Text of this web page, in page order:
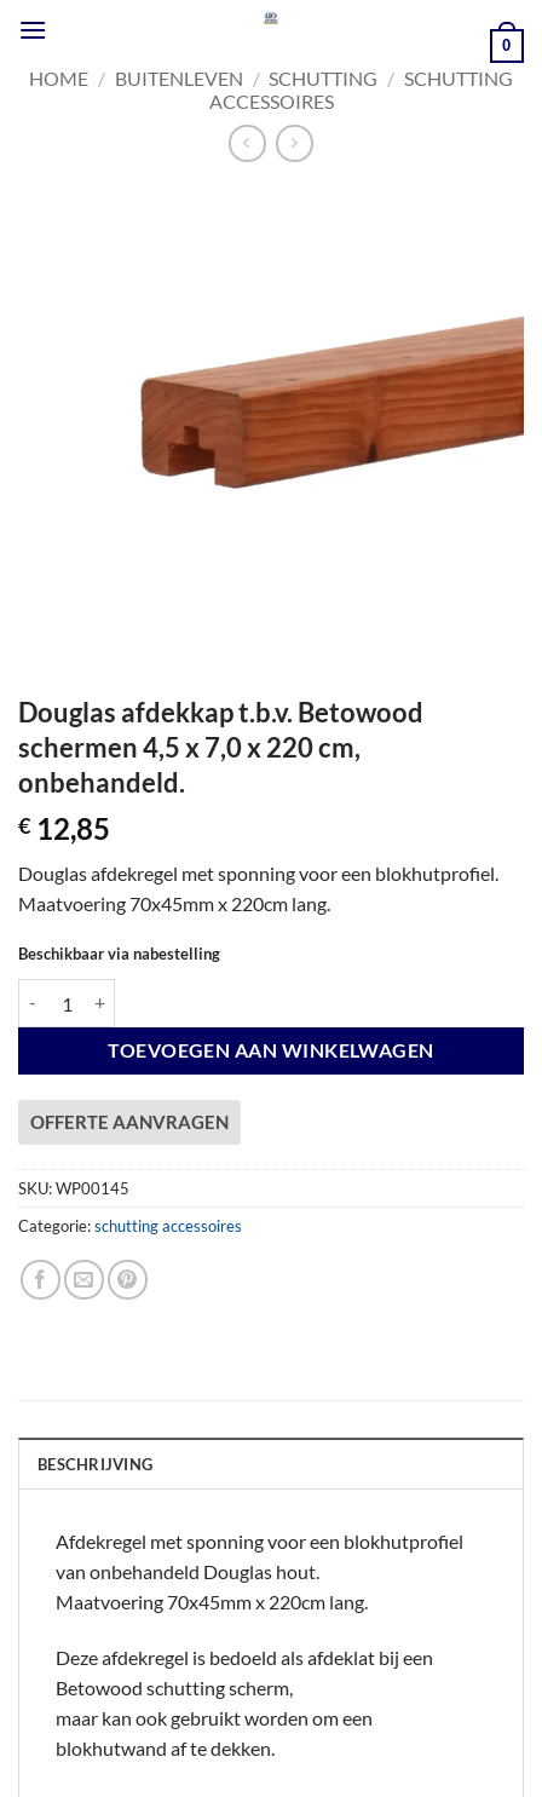
naar
inhoud
0
HOME / BUITENLEVEN / SCHUTTING / SCHUTTING
ACCESSOIRES
Douglas afdekkap t.b.v. Betowood
schermen 4,5 x 7,0 x 220 cm,
onbehandeld.
€ 12,85
Douglas afdekregel met sponning voor een blokhutprofiel.
Maatvoering 70x45mm x 220cm lang.
Beschikbaar via nabestelling
TOEVOEGEN AAN WINKELWAGEN
OFFERTE AANVRAGEN
SKU:WP00145
Categorie:schutting accessoires
BESCHRIJVING
Afdekregel met sponning voor een blokhutprofiel
van onbehandeld Douglas hout.
Maatvoering 70x45mm x 220cm lang.
Deze afdekregel is bedoeld als afdeklat bij een
Betowood schutting scherm,
maar kan ook gebruikt worden om een
blokhutwand af te dekken.